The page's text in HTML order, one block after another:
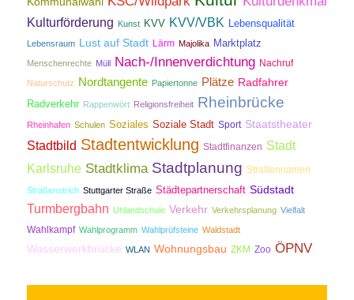
Kulturförderung Kunst KVV KVV/VBK Lebensqualität
Lebensraum Lust auf Stadt Lärm Majolika Marktplatz
Menschenrechte Müll Nach-/Innenverdichtung Nachruf
Naturschutz Nordtangente Papiertonne Plätze Radfahrer
Radverkehr Rappenwört Religionsfreiheit Rheinbrücke
Rheinhafen Schulen Soziales Soziale Stadt Sport Staatstheater
Stadtbild Stadtentwicklung Stadtfinanzen Stadt
Karlsruhe Stadtklima Stadtplanung Straßennamen
Straßenstrich Stuttgarter Straße Städtepartnerschaft Südstadt
Turmbergbahn Uhlandschule Verkehr Verkehrsplanung Vielfalt
Wahlkampf Wahlprogramm Wahlprüfsteine Waldstadt
Wasserwerkbrücke WLAN Wohnungsbau ZKM Zoo ÖPNV